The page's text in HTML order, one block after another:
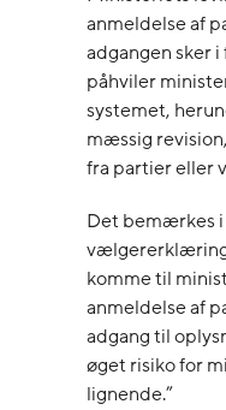
anmeldelse af
adgangen sker
påhviler
systemet,
mæssig
fra partier eller
Det bemærkes
komme til
anmeldelse af
adgang til
øget risiko for
lignende.”